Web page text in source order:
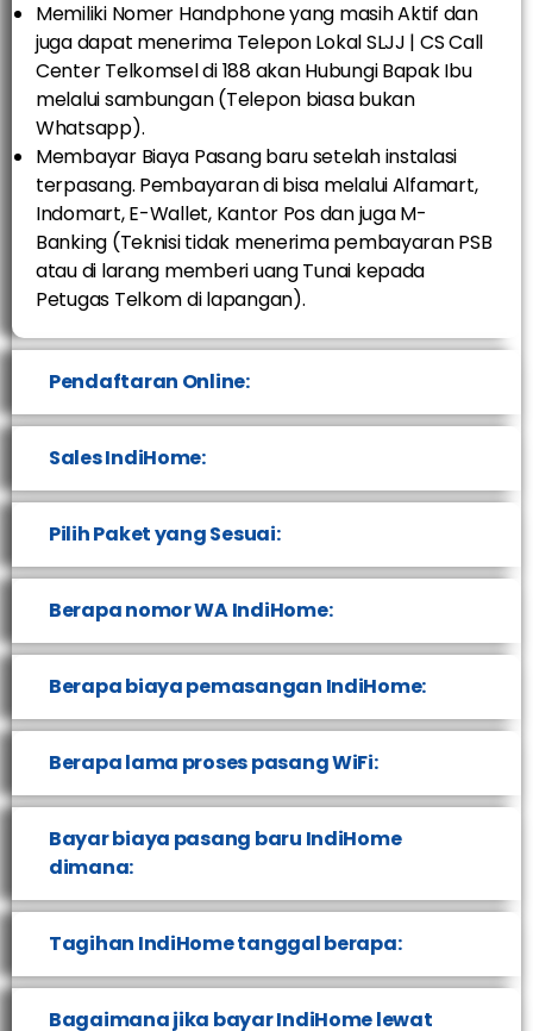
Memiliki Nomer Handphone yang masih Aktif dan
juga dapat menerima Telepon Lokal SLJJ | CS Call
Center Telkomsel di 188 akan Hubungi Bapak Ibu
melalui sambungan (Telepon biasa bukan
Whatsapp).
Membayar Biaya Pasang baru setelah instalasi
terpasang. Pembayaran di bisa melalui Alfamart,
Indomart, E-Wallet, Kantor Pos dan juga M-
Banking (Teknisi tidak menerima pembayaran PSB
atau di larang memberi uang Tunai kepada
Petugas Telkom di lapangan).
Pendaftaran Online:
Sales IndiHome:
Pilih Paket yang Sesuai:
Berapa nomor WA IndiHome:
Berapa biaya pemasangan IndiHome:
Berapa lama proses pasang WiFi:
Bayar biaya pasang baru IndiHome
dimana:
Tagihan IndiHome tanggal berapa:
Bagaimana jika bayar IndiHome lewat